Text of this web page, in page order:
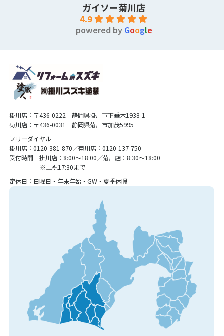
ガイソー菊川店
4.9
powered by Google
掛川店：〒436-0222 静岡県掛川市下垂木1938-1
菊川店：〒436-0031 静岡県菊川市加茂5995
フリーダイヤル
掛川店：0120-381-870／菊川店：0120-137-750
受付時間 掛川店：8:00〜18:00／菊川店：8:30〜18:00
※土祝17:30まで
定休日：日曜日・年末年始・GW・夏季休暇